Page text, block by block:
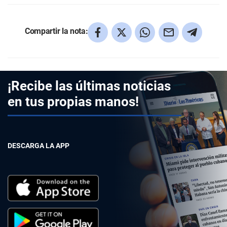
Compartir la nota:
¡Recibe las últimas noticias
en tus propias manos!
DESCARGA LA APP